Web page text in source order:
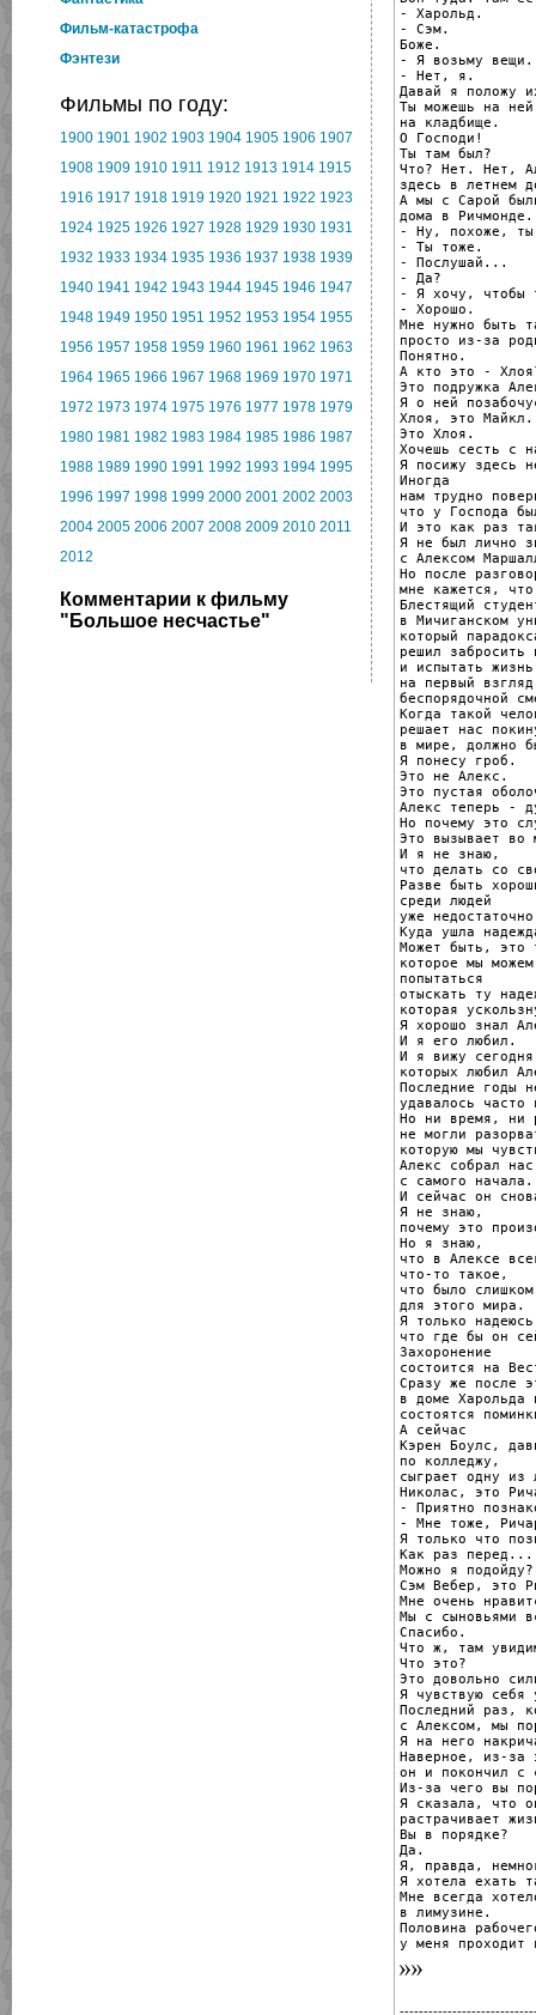
Фильм-катастрофа
Фэнтези
Фильмы по году:
1900 1901 1902 1903 1904 1905 1906 1907
1908 1909 1910 1911 1912 1913 1914 1915
1916 1917 1918 1919 1920 1921 1922 1923
1924 1925 1926 1927 1928 1929 1930 1931
1932 1933 1934 1935 1936 1937 1938 1939
1940 1941 1942 1943 1944 1945 1946 1947
1948 1949 1950 1951 1952 1953 1954 1955
1956 1957 1958 1959 1960 1961 1962 1963
1964 1965 1966 1967 1968 1969 1970 1971
1972 1973 1974 1975 1976 1977 1978 1979
1980 1981 1982 1983 1984 1985 1986 1987
1988 1989 1990 1991 1992 1993 1994 1995
1996 1997 1998 1999 2000 2001 2002 2003
2004 2005 2006 2007 2008 2009 2010 2011
2012
Комментарии к фильму
"Большое несчастье"
- Харольд.
- Сэм.
Боже.
- Я возьму вещи.
- Нет, я.
Давай я положу
Ты можешь на ней
на кладбище.
О Господи!
Ты там был?
Что? Нет. Нет,
здесь в летнем
А мы с Сарой
дома в Ричмонде.
- Ну, похоже, ты
- Ты тоже.
- Послушай...
- Да?
- Я хочу, чтобы
- Хорошо.
Мне нужно быть
просто из-за
Понятно.
А кто это -
Это подружка
Я о ней
Хлоя, это Майкл.
Это Хлоя.
Хочешь сесть с
Я посижу здесь
Иногда
нам трудно
что у Господа
И это как раз
Я не был лично
с Алексом
Но после
мне кажется,
Блестящий
в Мичиганском
который
решил забросить
и испытать
на первый взгляд
беспорядочной
Когда такой
решает нас
в мире, должно
Я понесу гроб.
Это не Алекс.
Это пустая
Алекс теперь -
Но почему это
Это вызывает во
И я не знаю,
что делать со
Разве быть
среди людей
уже
Куда ушла
Может быть, это
которое мы
попытаться
отыскать ту
которая
Я хорошо знал
И я его любил.
И я вижу
которых любил
Последние годы
удавалось часто
Но ни время, ни
не могли
которую мы
Алекс собрал
с самого начала.
И сейчас он
Я не знаю,
почему это
Но я знаю,
что в Алексе
что-то такое,
что было
для этого мира.
Я только
что где бы он
Захоронение
состоится на
Сразу же после
в доме Харольда
состоятся
А сейчас
Кэрен Боулс,
по колледжу,
сыграет одну из
Николас, это
- Приятно
- Мне тоже,
Я только что
Как раз перед...
Можно я подойду?
Сэм Вебер, это
Мне очень
Мы с сыновьями
Спасибо.
Что ж, там
Что это?
Это довольно
Я чувствую себя
Последний раз,
с Алексом, мы
Я на него
Наверное, из-за
он и покончил с
Из-за чего вы
Я сказала, что
растрачивает
Вы в порядке?
Да.
Я, правда,
Я хотела ехать
Мне всегда
в лимузине.
Половина
у меня проходит